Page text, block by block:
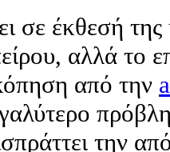
σε έκθεσή
αλλά το
από την
την